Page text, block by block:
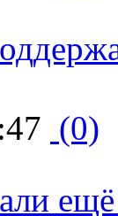
(0)
ещё